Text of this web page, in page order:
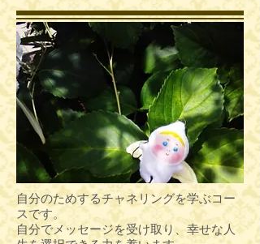
自分のためするチャネリングを学ぶコー
スです。
自分でメッセージを受け取り、幸せな人